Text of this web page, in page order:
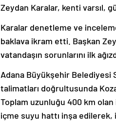
Zeydan Karalar, kenti varsıl,
Karalar denetleme ve
baklava ikram etti. Başkan
vatandaşın sorunlarını ilk
Adana Büyükşehir Belediyesi
talimatları doğrultusunda
Toplam uzunluğu 400 km
içme suyu hattı inşa